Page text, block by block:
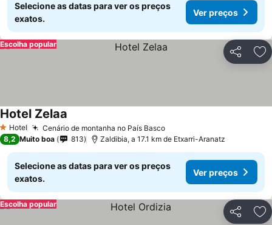
Selecione as datas para ver os preços
exatos.
Ver preços
Partilhar
Escolha popular
1 Estrelas
Hotel Cenário de montanha no País Basco
Hotel Zelaa
8,2 Muito boa 813 Zaldibia, a 17.1 km de Etxarri-Aranatz
Selecione as datas para ver os preços
exatos.
Ver preços
Partilhar
Escolha popular